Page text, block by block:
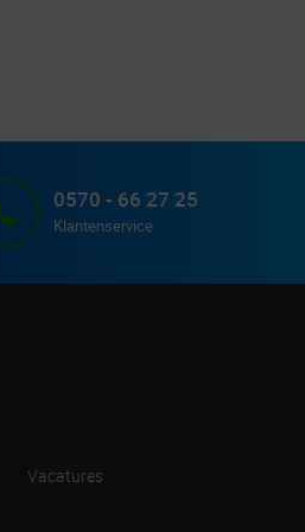
0570 - 66 27 25
Klantenservice
Vacatures